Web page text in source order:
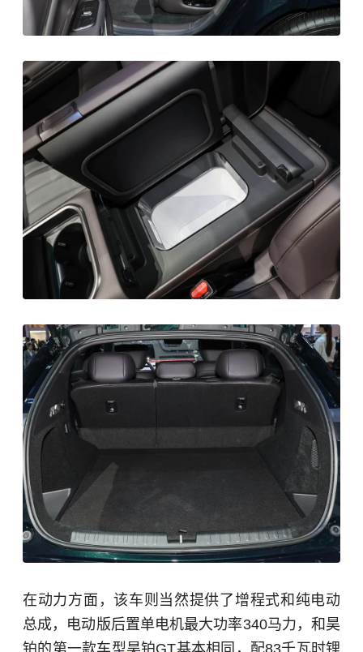
在动力方面，该车则当然提供了增程式和纯电动
总成，电动版后置单电机最大功率340马力，和昊
铂的第一款车型昊铂GT基本相同，配83千瓦时锂